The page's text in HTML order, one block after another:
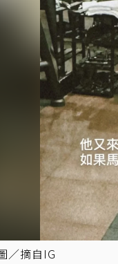
／摘自IG